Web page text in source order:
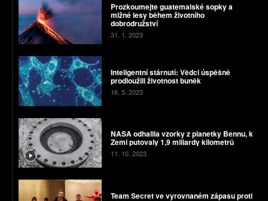
Prozkoumejte guatemalské sopky a
mlžné lesy během životního
dobrodružství
31. 1. 2023
Inteligentní stárnutí: Vědci úspěšně
prodloužili životnost buněk
16. 5. 2023
NASA odhalila vzorky z planetky Bennu, k
Zemi putovaly 1,9 miliardy kilometrů
11. 10. 2023
Team Secret ve vyrovnaném zápasu proti